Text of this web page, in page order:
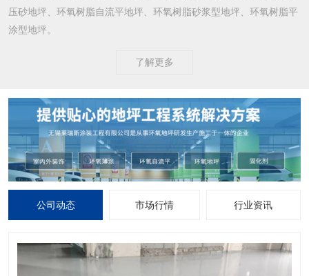
压砂地坪、环氧树脂自流平地坪、环氧树脂砂浆型地坪、环氧树脂平
涂型地坪。
了解更多
公司动态 市场行情 行业资讯